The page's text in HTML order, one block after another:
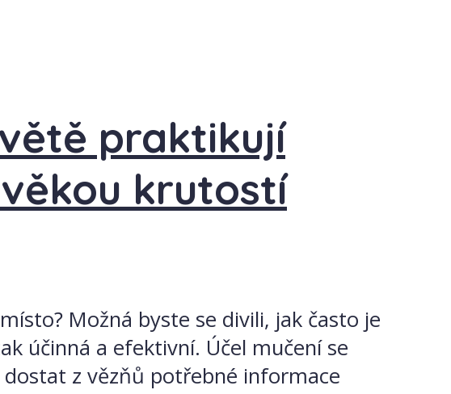
praktikují
krutostí
Možná byste se divili, jak často je
účinná a efektivní. Účel mučení se
z vězňů potřebné informace